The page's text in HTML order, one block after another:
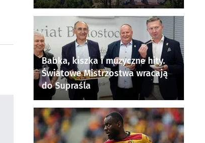
Babka, kiszka i muzyczne hity.
Światowe Mistrzostwa wracają
do Supraśla